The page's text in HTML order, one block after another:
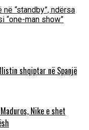
“standby”, ndërsa
“one-man show”
shqiptar në Spanjë
Nike e shet